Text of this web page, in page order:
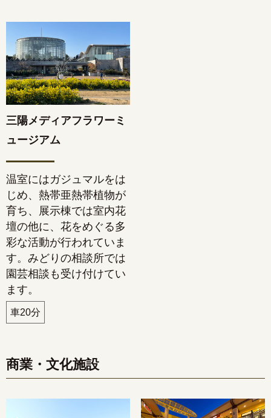
三陽メディアフラワーミ
ュージアム
温室にはガジュマルをは
じめ、熱帯亜熱帯植物が
育ち、展示棟では室内花
壇の他に、花をめぐる多
彩な活動が行われていま
す。みどりの相談所では
園芸相談も受け付けてい
ます。
車20分
商業・文化施設